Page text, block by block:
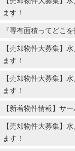
ます！
『専有面積ってどこ
【売却物件大募集】
ます！
【売却物件大募集】
ます！
【新着物件情報】サ
【売却物件大募集】
ます！